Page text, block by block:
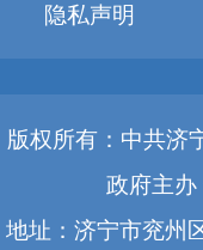
隐私声明
版权所有：中共济
政府主办
地址：济宁市兖州